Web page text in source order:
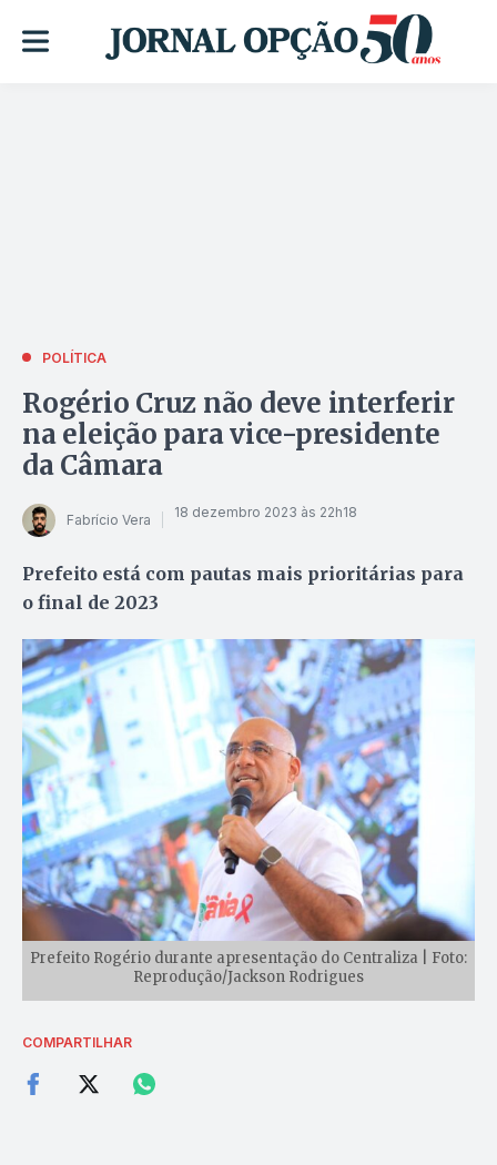
POLÍTICA
Rogério Cruz não deve interferir
na eleição para vice-presidente
da Câmara
Fabrício Vera 18 dezembro 2023 às 22h18
Prefeito está com pautas mais prioritárias para
o final de 2023
Prefeito Rogério durante apresentação do Centraliza | Foto:
Reprodução/Jackson Rodrigues
COMPARTILHAR